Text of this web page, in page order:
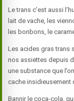
Le trans c’est aussi
lait de vache, les
les bonbons, le
Les acides gras trans
nos assiettes depuis
une substance que
cache insidieusement
Bannir le coca-cola,